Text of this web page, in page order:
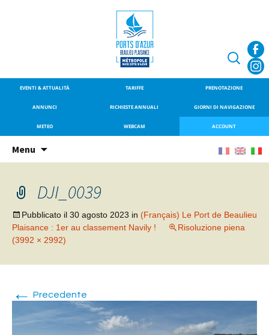
Port de Beaulieu
SITE OFFICIEL DU PORT DE
BEAULIEU-SUR-MER
EVENTI & ATTUALITÀ TARIFFE PRENOTAZIONE
ANNUNCI RICHIESTE ANNUALI GIORNI DI NAVIGAZIONE
METEO WEBCAM ACCOUNT
Ricerca
per:
Menu
DJI_0039
Pubblicato il 30 agosto 2023 in (Français) Le Port de Beaulieu
Plaisance : 1er au classement Navily !
Risoluzione piena
(3992 × 2992)
← Precedente